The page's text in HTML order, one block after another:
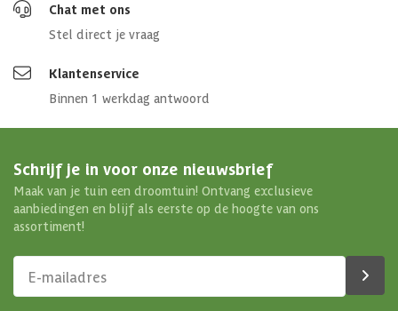
Chat met ons
Stel direct je vraag
Klantenservice
Binnen 1 werkdag antwoord
Schrijf je in voor onze nieuwsbrief
Maak van je tuin een droomtuin! Ontvang exclusieve
aanbiedingen en blijf als eerste op de hoogte van ons
assortiment!